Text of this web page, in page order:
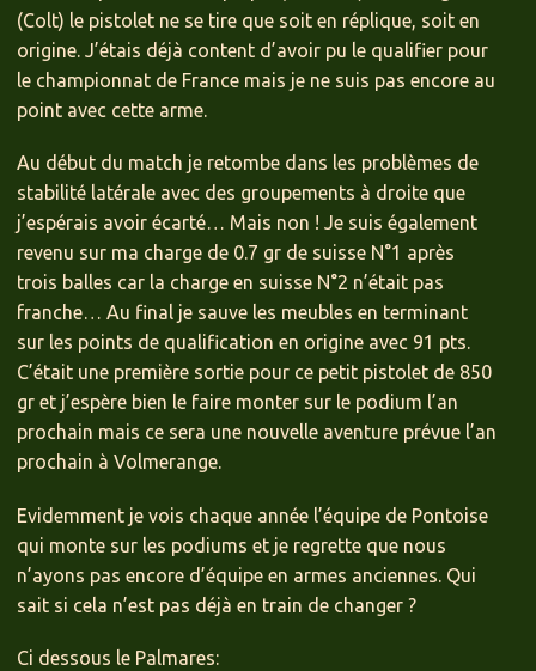
(Colt) le pistolet ne se tire que soit en réplique, soit en
origine. J’étais déjà content d’avoir pu le qualifier pour
le championnat de France mais je ne suis pas encore au
point avec cette arme.
Au début du match je retombe dans les problèmes de
stabilité latérale avec des groupements à droite que
j’espérais avoir écarté… Mais non ! Je suis également
revenu sur ma charge de 0.7 gr de suisse N°1 après
trois balles car la charge en suisse N°2 n’était pas
franche… Au final je sauve les meubles en terminant
sur les points de qualification en origine avec 91 pts.
C’était une première sortie pour ce petit pistolet de 850
gr et j’espère bien le faire monter sur le podium l’an
prochain mais ce sera une nouvelle aventure prévue l’an
prochain à Volmerange.
Evidemment je vois chaque année l’équipe de Pontoise
qui monte sur les podiums et je regrette que nous
n’ayons pas encore d’équipe en armes anciennes. Qui
sait si cela n’est pas déjà en train de changer ?
Ci dessous le Palmares: